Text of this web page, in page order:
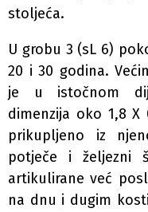
stoljeća.
U grobu 3 (sL 6)
20 i 30 godina.
je u istočnom
dimenzija oko 1,8
prikupljeno iz
potječe i željezni
artikulirane već
na dnu i dugim